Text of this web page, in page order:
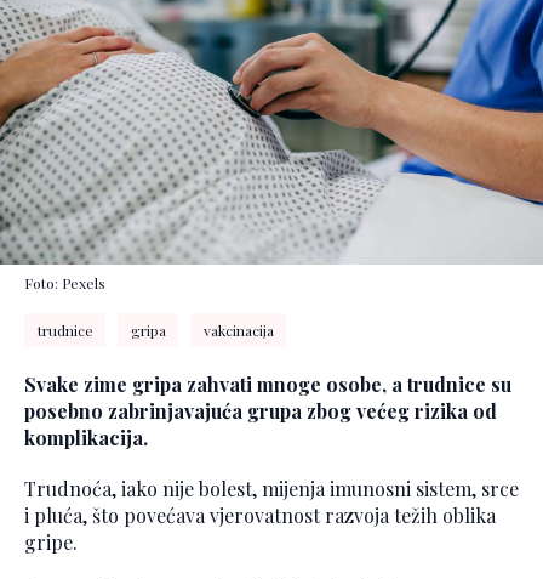
Foto: Pexels
trudnice gripa vakcinacija
Svake zime gripa zahvati mnoge osobe, a trudnice su
posebno zabrinjavajuća grupa zbog većeg rizika od
komplikacija.
Trudnoća, iako nije bolest, mijenja imunosni sistem, srce
i pluća, što povećava vjerovatnost razvoja težih oblika
gripe.